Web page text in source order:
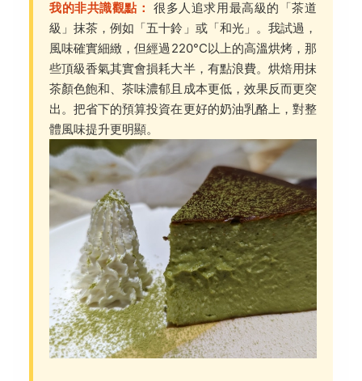
我的非共識觀點： 很多人追求用最高級的「茶道
級」抹茶，例如「五十鈴」或「和光」。我試過，
風味確實細緻，但經過220°C以上的高溫烘烤，那
些頂級香氣其實會損耗大半，有點浪費。烘焙用抹
茶顏色飽和、茶味濃郁且成本更低，效果反而更突
出。把省下的預算投資在更好的奶油乳酪上，對整
體風味提升更明顯。